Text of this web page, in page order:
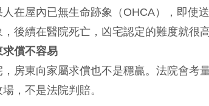
在屋內已無生命跡象（OHCA），即使
後續在醫院死亡，凶宅認定的難度就很高
償不容易
，房東向家屬求償也不是穩贏。法院會考
，不是法院判賠。